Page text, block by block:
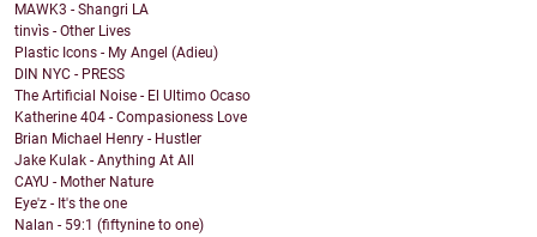
MAWK3 - Shangri LA
tinvìs - Other Lives
Plastic Icons - My Angel (Adieu)
DIN NYC - PRESS
The Artificial Noise - El Ultimo Ocaso
Katherine 404 - Compasioness Love
Brian Michael Henry - Hustler
Jake Kulak - Anything At All
CAYU - Mother Nature
Eye'z - It's the one
Nalan - 59:1 (fiftynine to one)